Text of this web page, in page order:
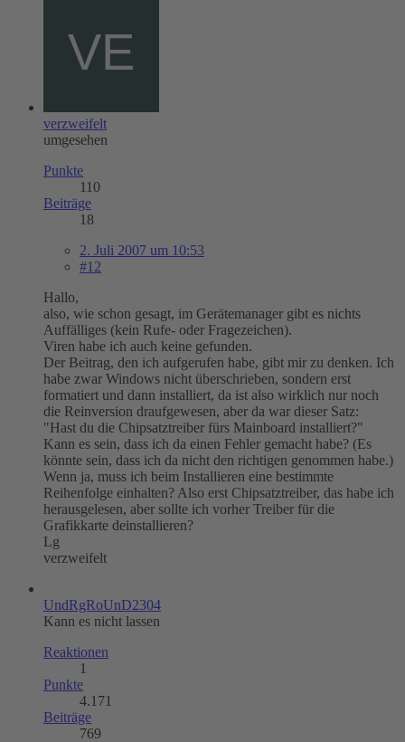
verzweifelt
umgesehen
Punkte
110
Beiträge
18
2. Juli 2007 um 10:53
#12
Hallo,
also, wie schon gesagt, im Gerätemanager gibt es nichts
Auffälliges (kein Rufe- oder Fragezeichen).
Viren habe ich auch keine gefunden.
Der Beitrag, den ich aufgerufen habe, gibt mir zu denken. Ich
habe zwar Windows nicht überschrieben, sondern erst
formatiert und dann installiert, da ist also wirklich nur noch
die Reinversion draufgewesen, aber da war dieser Satz:
"Hast du die Chipsatztreiber fürs Mainboard installiert?"
Kann es sein, dass ich da einen Fehler gemacht habe? (Es
könnte sein, dass ich da nicht den richtigen genommen habe.)
Wenn ja, muss ich beim Installieren eine bestimmte
Reihenfolge einhalten? Also erst Chipsatztreiber, das habe ich
herausgelesen, aber sollte ich vorher Treiber für die
Grafikkarte deinstallieren?
Lg
verzweifelt
UndRgRoUnD2304
Kann es nicht lassen
Reaktionen
1
Punkte
4.171
Beiträge
769